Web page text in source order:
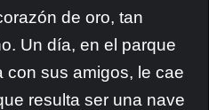
de oro, tan
Un día, en el parque
con sus amigos, le cae
resulta ser una nave